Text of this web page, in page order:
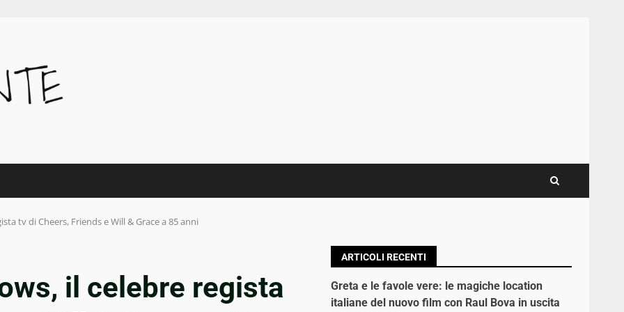
tv di Cheers, Friends e Will & Grace a 85 anni
il celebre regista
ARTICOLI RECENTI
Greta e le favole vere: le magiche location
italiane del nuovo film con Raul Bova in uscita